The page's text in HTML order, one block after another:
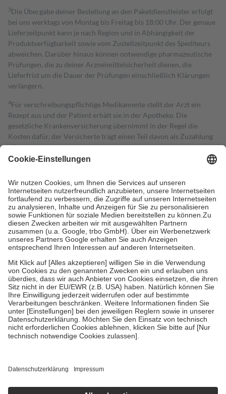
3Die Übergabe deiner Bestellung an den Paketdienstleister erfolgt
bei uns werktags von Montag bis Freitag bis 18:00 Uhr. Der genaue
Lieferzeitpunkt kann je nach Region und in Abhängigkeit der
Produktverfügbarkeit sowie vom Zustellzeitpunkt des Spediteurs
abweichen. Darüber hinaus können notwendige pharmazeutische
Prüfungen, die zu deiner Arzneimittelsicherheit dienen, die
Lieferfrist um die Dauer der Prüfungen einschließlich Klärungen
verlängern.
4Für verschreibungspflichtige Medikamente stellt der Arzt ein
Rezept aus und der Patient erhält sie in der Apotheke. Die
gesetzliche Krankenversicherung übernimmt in der Regel die
Kosten dafür, der Versicherte trägt einen Teil davon als Zuzahlung
mit.
Grundsätzlich leisten Mitglieder Zuzahlungen in Höhe von zehn
höchstens zehn Euro.
Es sind jedoch nie mehr als die tatsächlichen
Kosten der Leistung zu entrichten.
Diese Regeln gelten grundsätzlich auch für Online-Apotheken.
Bei Heilmitteln und häuslicher Krankenpflege beträgt die
Zuzahlung zehn Prozent der Kosten sowie zehn Euro je
Verordnung.
Um das Engagement der Versicherten für ihre eigene Gesundheit zu
stärken und die besondere Stellung der Familie zu unterstützen,
fallenkeine Zuzahlungenan bei:
• Kindern und Jugendlichen bis zum vollendeten 18. Lebensjahr
mit Ausnahme der Fahrkosten
• Untersuchungen zur Vorsorge und Früherkennung, die von der
GKV getragen werden
• empfohlenen Schutzimpfungen
• Harn- und Blutteststreifen
getroffen, um sicherzustellen, dass es sich um echte Bewertungen
https://help.etrusted.com/hc/de/articles/4419944605341